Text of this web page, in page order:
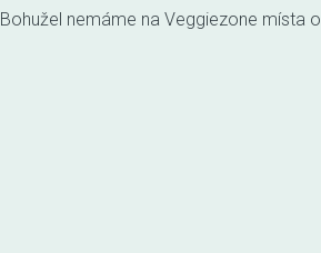
Bohužel nemáme na Veggiezone místa